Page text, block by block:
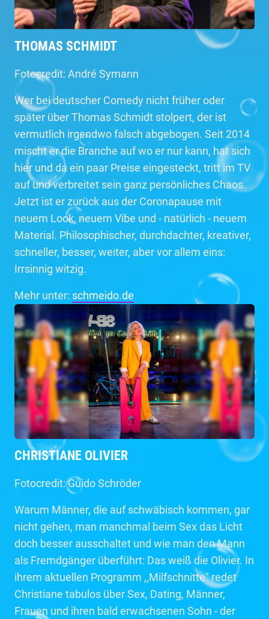
THOMAS SCHMIDT
Fotocredit: André Symann
Wer bei deutscher Comedy nicht früher oder
später über Thomas Schmidt stolpert, der ist
vermutlich irgendwo falsch abgebogen. Seit 2014
mischt er die Branche auf wo er nur kann, hat sich
hier und da ein paar Preise eingesteckt, tritt im TV
auf und verbreitet sein ganz persönliches Chaos.
Jetzt ist er zurück aus der Coronapause mit
neuem Look, neuem Vibe und - natürlich - neuem
Material. Philosophischer, durchdachter, kreativer,
schneller, besser, weiter, aber vor allem eins:
Irrsinnig witzig.
Mehr unter: schmeido.de
CHRISTIANE OLIVIER
Fotocredit: Guido Schröder
Warum Männer, die auf schwäbisch kommen, gar
nicht gehen, man manchmal beim Sex das Licht
doch besser ausschaltet und wie man den Mann
als Fremdgänger überführt: Das weiß die Olivier. In
ihrem aktuellen Programm ,,Milfschnitte" redet
Christiane tabulos über Sex, Dating, Männer,
Frauen und ihren bald erwachsenen Sohn - der